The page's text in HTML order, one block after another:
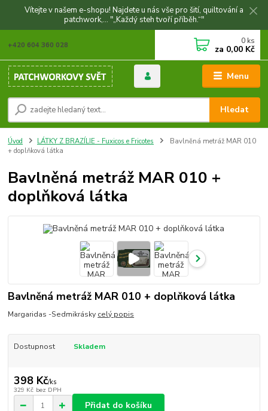
Vítejte v našem e-shopu! Najdete u nás vše pro šití, quiltování a
patchwork,... "„Každý steh tvoří příběh.“"
Menu
Hledat
+420 604 360 028 0 ks
za 0,00 Kč
Úvod LÁTKY Z BRAZÍLIE - Fuxicos e Fricotes
Bavlněná metráž MAR 010
+ doplňková látka
Bavlněná metráž MAR 010 +
doplňková látka
Bavlněná metráž MAR 010 + doplňková látka
Margaridas -Sedmikrásky celý popis
Dostupnost Skladem
398 Kč/ks
329 Kč bez DPH
Přidat do košíku